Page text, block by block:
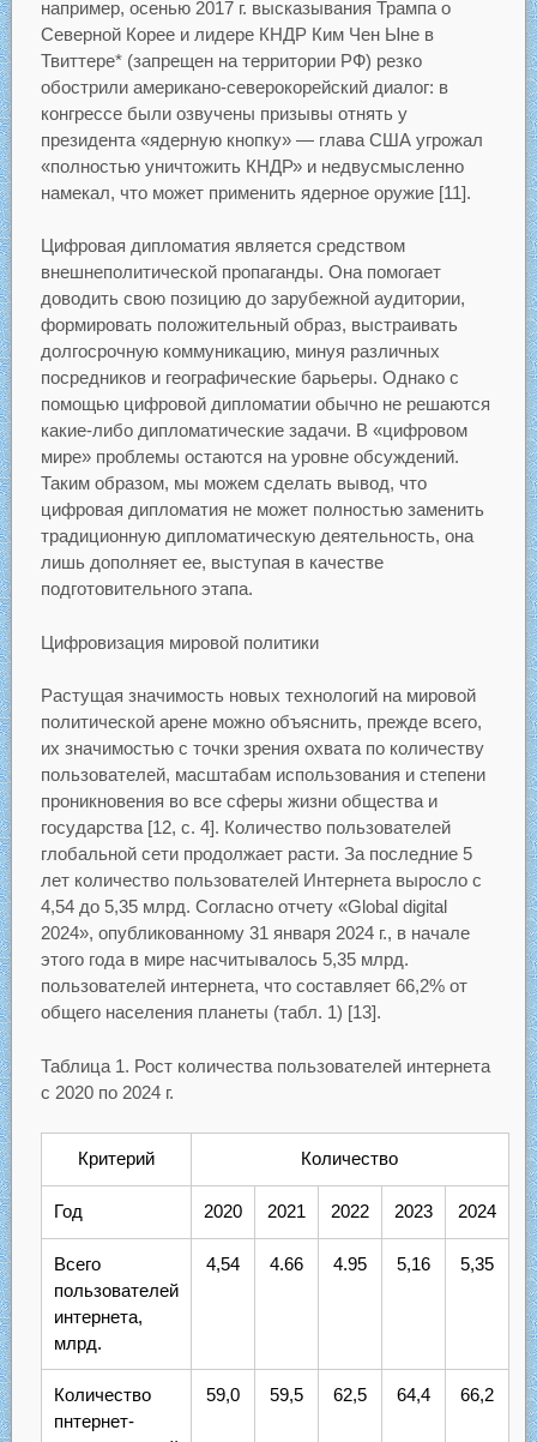
например, осенью 2017 г. высказывания Трампа о
Северной Корее и лидере КНДР Ким Чен Ыне в
Твиттере* (запрещен на территории РФ) резко
обострили американо-северокорейский диалог: в
конгрессе были озвучены призывы отнять у
президента «ядерную кнопку» — глава США угрожал
«полностью уничтожить КНДР» и недвусмысленно
намекал, что может применить ядерное оружие [11].
Цифровая дипломатия является средством
внешнеполитической пропаганды. Она помогает
доводить свою позицию до зарубежной аудитории,
формировать положительный образ, выстраивать
долгосрочную коммуникацию, минуя различных
посредников и географические барьеры. Однако с
помощью цифровой дипломатии обычно не решаются
какие-либо дипломатические задачи. В «цифровом
мире» проблемы остаются на уровне обсуждений.
Таким образом, мы можем сделать вывод, что
цифровая дипломатия не может полностью заменить
традиционную дипломатическую деятельность, она
лишь дополняет ее, выступая в качестве
подготовительного этапа.
Цифровизация мировой политики
Растущая значимость новых технологий на мировой
политической арене можно объяснить, прежде всего,
их значимостью с точки зрения охвата по количеству
пользователей, масштабам использования и степени
проникновения во все сферы жизни общества и
государства [12, с. 4]. Количество пользователей
глобальной сети продолжает расти. За последние 5
лет количество пользователей Интернета выросло с
4,54 до 5,35 млрд. Согласно отчету «Global digital
2024», опубликованному 31 января 2024 г., в начале
этого года в мире насчитывалось 5,35 млрд.
пользователей интернета, что составляет 66,2% от
общего населения планеты (табл. 1) [13].
Таблица 1. Рост количества пользователей интернета
с 2020 по 2024 г.
Критерий Количество
Год 2020 2021 2022 2023 2024
Всего
пользователей
интернета,
млрд.
4,54 4.66 4.95 5,16 5,35
Количество
пнтернет-
59,0 59,5 62,5 64,4 66,2